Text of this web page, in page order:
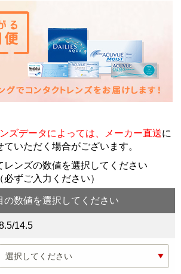
ズデータによっては、メーカー直送に
ていただく場合がございます。
レンズの数値を選択してください
（必ずご入力ください）
の数値を選択してください
14.5